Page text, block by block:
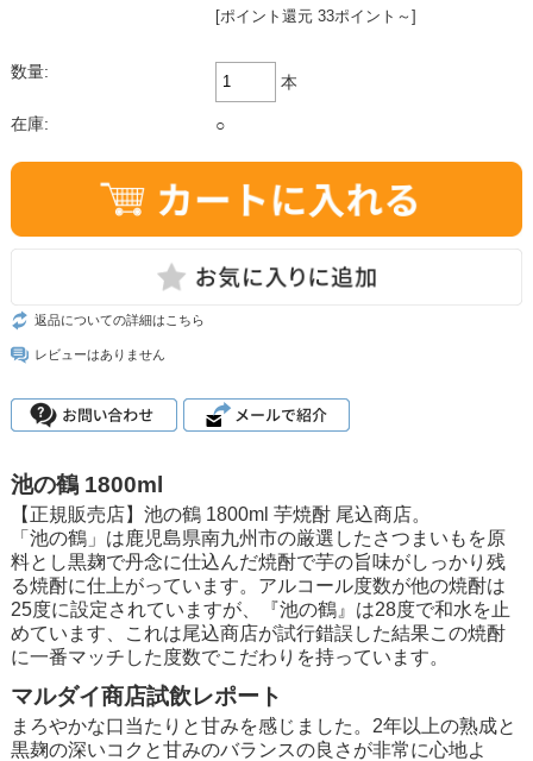
[ポイント還元 33ポイント～]
数量:
本
在庫: ○
返品についての詳細はこちら
レビューはありません
池の鶴 1800ml
【正規販売店】池の鶴 1800ml 芋焼酎 尾込商店。
「池の鶴」は鹿児島県南九州市の厳選したさつまいもを原
料とし黒麹で丹念に仕込んだ焼酎で芋の旨味がしっかり残
る焼酎に仕上がっています。アルコール度数が他の焼酎は
25度に設定されていますが、『池の鶴』は28度で和水を止
めています、これは尾込商店が試行錯誤した結果この焼酎
に一番マッチした度数でこだわりを持っています。
マルダイ商店試飲レポート
まろやかな口当たりと甘みを感じました。2年以上の熟成と
黒麹の深いコクと甘みのバランスの良さが非常に心地よ